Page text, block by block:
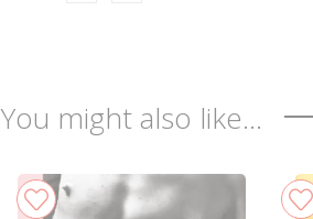
You might also like...